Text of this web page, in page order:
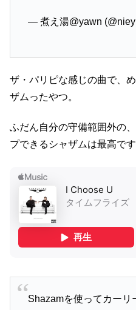
— 煮え湯@yawn
ザ・パリピな感じの曲で、
ザムったやつ。
ふだん自分の守備範囲外の
プできるシャザムは最高です
Shazamを使ってカーリ